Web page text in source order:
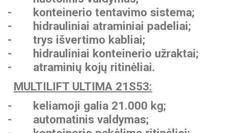
medienai
EFFER hidrauliniai
manipuliatoriai
CARGO FLOOR judančių
grindų sistemos
SUNFAB hidrauliniai
siurbliai
SEPSON hidraulinės
gervės
FORMIKO rotatoriai
GUSELLA BAKKER
griebtuvai
AUGER TORQUE žemės
grąžtai
- konteinerio tentavimo sistema;
- hidrauliniai atraminiai padeliai;
- trys išvertimo kabliai;
- hidrauliniai konteinerio užraktai;
- atraminių kojų ritinėliai.
MULTILIFT ULTIMA 21S53:
- keliamoji galia 21.000 kg;
- automatinis valdymas;